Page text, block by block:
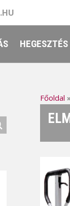
HEGESZTÉS
Főoldal »